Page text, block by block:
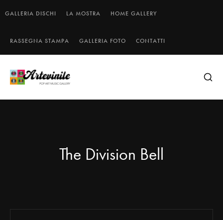
GALLERIA DISCHI LA MOSTRA HOME GALLERY
RASSEGNA STAMPA GALLERIA FOTO CONTATTI
The Division Bell